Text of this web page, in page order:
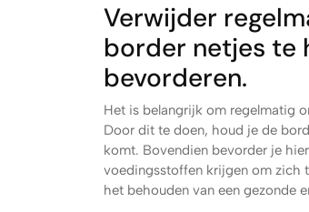
Verwijder
border netjes te
bevorderen.
Het is belangrijk om regelmatig
Door dit te doen, houd je de
komt. Bovendien bevorder je
voedingsstoffen krijgen om zich
het behouden van een gezonde